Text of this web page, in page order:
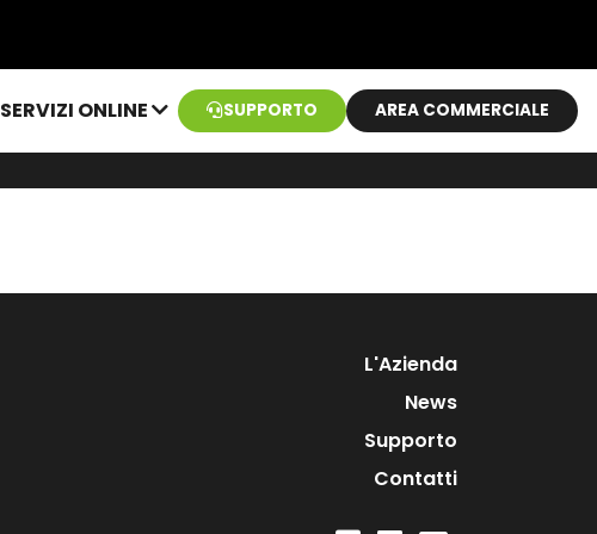
SERVIZI ONLINE SUPPORTO AREA COMMERCIALE
L'Azienda
News
Supporto
Contatti